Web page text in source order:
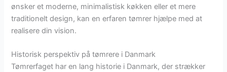
ønsker et moderne, minimalistisk køkken eller et mere
traditionelt design, kan en erfaren tømrer hjælpe med at
realisere din vision.
Historisk perspektiv på tømrere i Danmark
Tømrerfaget har en lang historie i Danmark, der strækker